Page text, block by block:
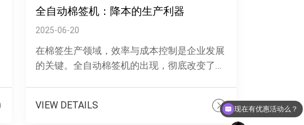
全自动棉签机：降本的生产利器
2025-06-20
在棉签生产领域，效率与成本控制是企业发展
的关键。全自动棉签机的出现，彻底改变了传
VIEW DETAILS
可以介绍下你们的产品么？
现在有优惠活动么？